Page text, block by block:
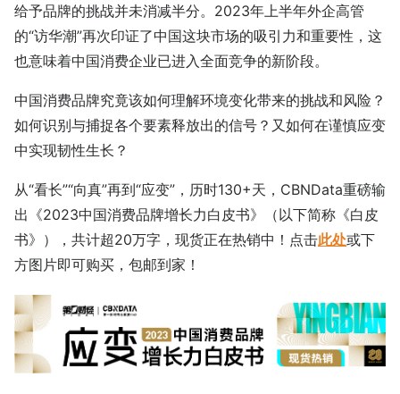
给予品牌的挑战并未消减半分。2023年上半年外企高管
的“访华潮”再次印证了中国这块市场的吸引力和重要性，这
也意味着中国消费企业已进入全面竞争的新阶段。
中国消费品牌究竟该如何理解环境变化带来的挑战和风险？
如何识别与捕捉各个要素释放出的信号？又如何在谨慎应变
中实现韧性生长？
从“看长”“向真”再到“应变”，历时130+天，CBNData重磅输
出《2023中国消费品牌增长力白皮书》（以下简称《白皮
书》），共计超20万字，现货正在热销中！点击此处或下
方图片即可购买，包邮到家！